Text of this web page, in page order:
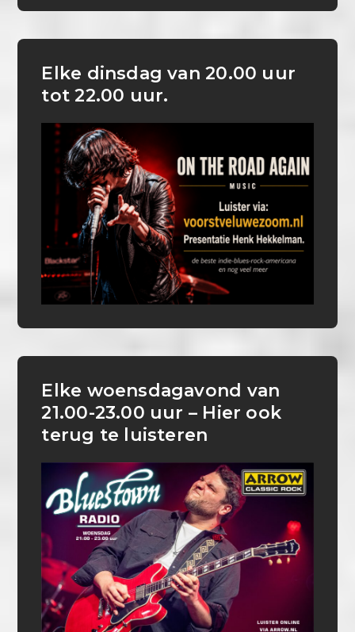
Elke dinsdag van 20.00 uur
tot 22.00 uur.
Elke woensdagavond van
21.00-23.00 uur – Hier ook
terug te luisteren